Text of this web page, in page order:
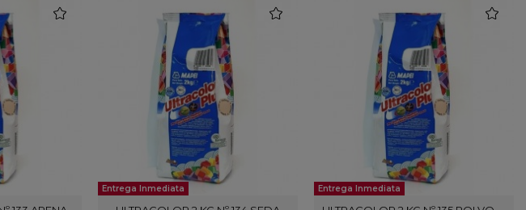
Entrega Inmediata Entrega Inmediata
favorite